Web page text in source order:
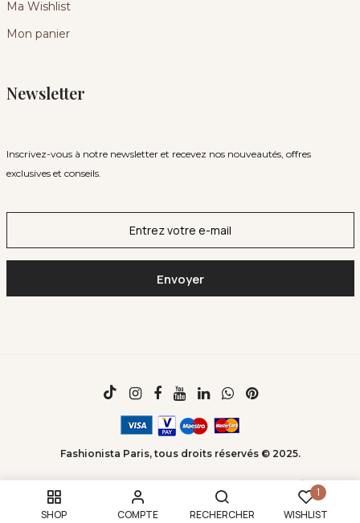
SHOP COMPTE RECHERCHER
1
WISHLIST
Ma Wishlist
Mon panier
Newsletter
Inscrivez-vous à notre newsletter et recevez nos nouveautés, offres
exclusives et conseils.
Fashionista Paris, tous droits réservés © 2025.